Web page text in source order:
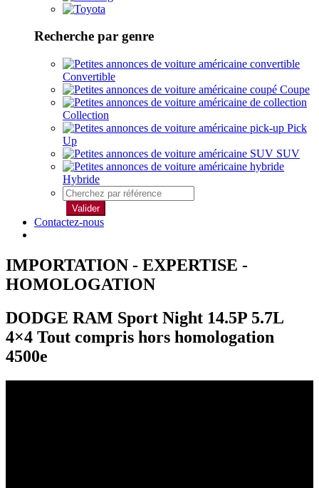
Recherche par genre
Convertible
Coupe
Collection
Pick
Up
SUV
Hybride
Valider
Contactez-nous
IMPORTATION - EXPERTISE -
HOMOLOGATION
DODGE RAM Sport Night 14.5P 5.7L
4×4 Tout compris hors homologation
4500e